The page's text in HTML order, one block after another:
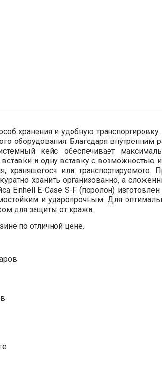
хранения и удобную
оборудования. Благодаря
кейс обеспечивает
и одну вставку с возможностью
или транспортируемого.
хранить организованно, а
E-Case S-F (поролон) изготовлен
и ударопрочным. Для
для защиты от кражи.
по отличной цене.